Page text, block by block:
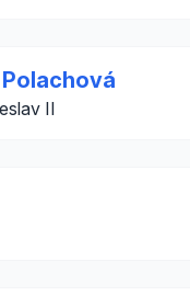
Polachová
II